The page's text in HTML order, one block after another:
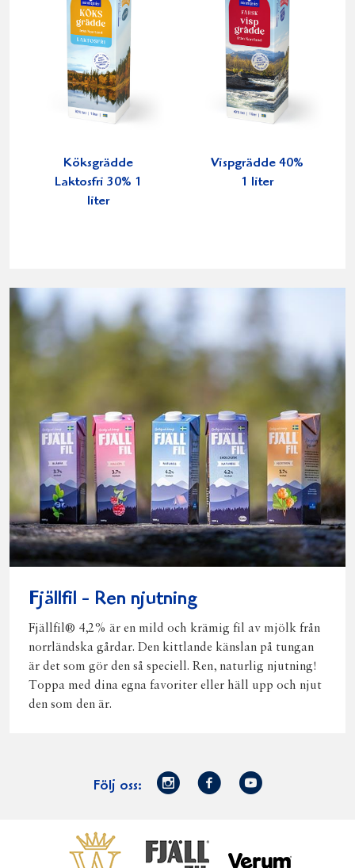
Köksgrädde
Laktosfri 30% 1
liter
Vispgrädde 40%
1 liter
Fjällfil - Ren njutning
Fjällfil® 4,2% är en mild och krämig fil av mjölk från
norrländska gårdar. Den kittlande känslan på tungan
är det som gör den så speciell. Ren, naturlig njutning!
Toppa med dina egna favoriter eller häll upp och njut
den som den är.
Följ oss:
Norrmejerier
Facebook
Youtube
VästerbottensostFjällfil